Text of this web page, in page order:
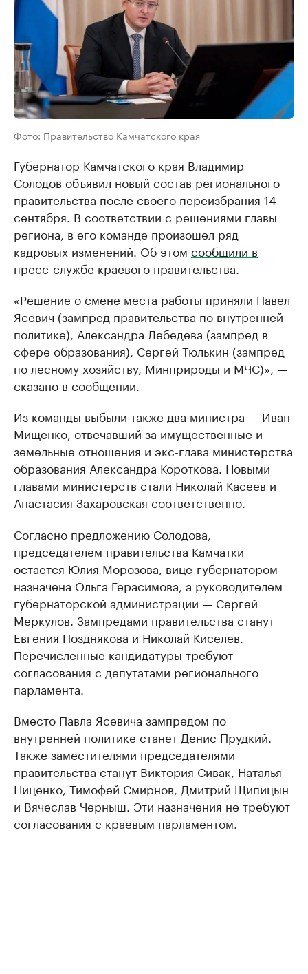
Фото: Правительство Камчатского края
Губернатор Камчатского края Владимир
Солодов объявил новый состав регионального
правительства после своего переизбрания 14
сентября. В соответствии с решениями главы
региона, в его команде произошел ряд
кадровых изменений. Об этом сообщили в
пресс-службе краевого правительства.
«Решение о смене места работы приняли Павел
Ясевич (зампред правительства по внутренней
политике), Александра Лебедева (зампред в
сфере образования), Сергей Тюлькин (зампред
по лесному хозяйству, Минприроды и МЧС)», —
сказано в сообщении.
Из команды выбыли также два министра — Иван
Мищенко, отвечавший за имущественные и
земельные отношения и экс-глава министерства
образования Александра Короткова. Новыми
главами министерств стали Николай Касеев и
Анастасия Захаровская соответственно.
Согласно предложению Солодова,
председателем правительства Камчатки
остается Юлия Морозова, вице-губернатором
назначена Ольга Герасимова, а руководителем
губернаторской администрации — Сергей
Меркулов. Зампредами правительства станут
Евгения Позднякова и Николай Киселев.
Перечисленные кандидатуры требуют
согласования с депутатами регионального
парламента.
Вместо Павла Ясевича зампредом по
внутренней политике станет Денис Прудкий.
Также заместителями председателями
правительства станут Виктория Сивак, Наталья
Ниценко, Тимофей Смирнов, Дмитрий Щипицын
и Вячеслав Черныш. Эти назначения не требуют
согласования с краевым парламентом.